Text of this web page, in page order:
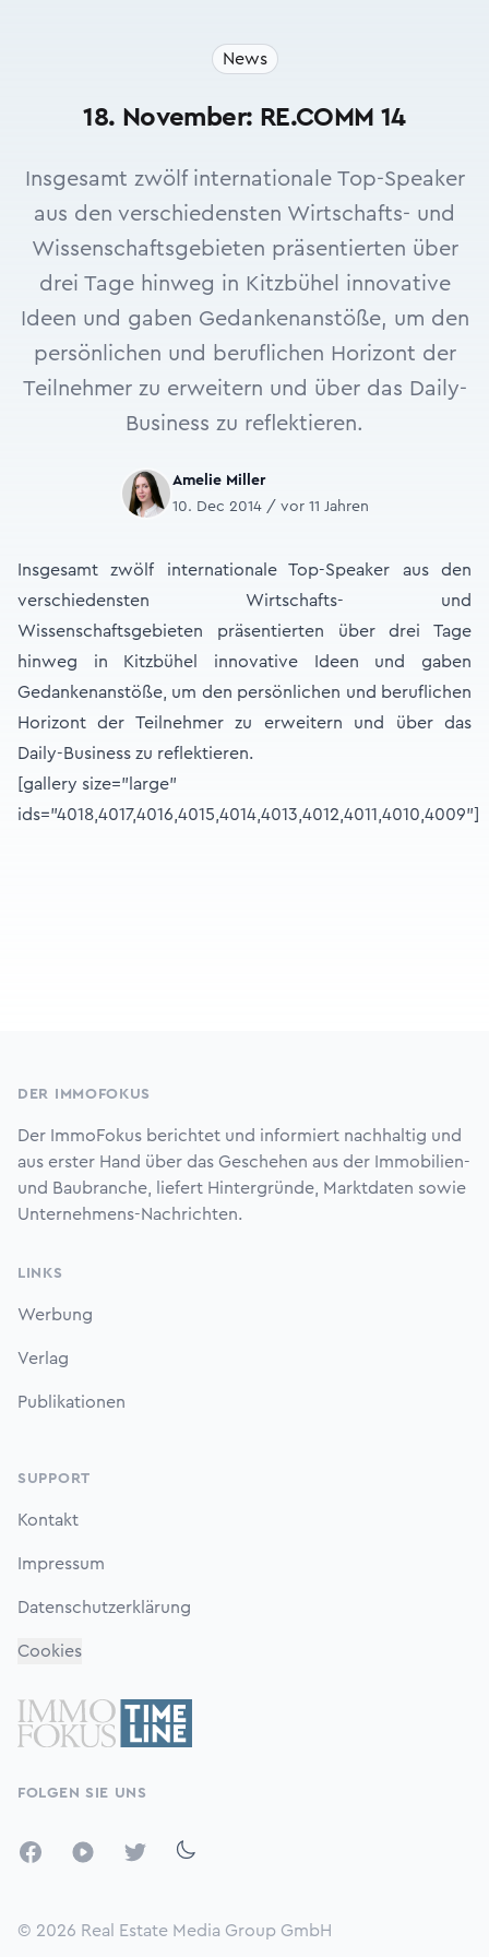
News
18. November: RE.COMM 14
Insgesamt zwölf internationale Top-Speaker
aus den verschiedensten Wirtschafts- und
Wissenschaftsgebieten präsentierten über
drei Tage hinweg in Kitzbühel innovative
Ideen und gaben Gedankenanstöße, um den
persönlichen und beruflichen Horizont der
Teilnehmer zu erweitern und über das Daily-
Business zu reflektieren.
Amelie Miller
10. Dec 2014 / vor 11 Jahren
Insgesamt zwölf internationale Top-Speaker aus den
verschiedensten Wirtschafts- und
Wissenschaftsgebieten präsentierten über drei Tage
hinweg in Kitzbühel innovative Ideen und gaben
Gedankenanstöße, um den persönlichen und beruflichen
Horizont der Teilnehmer zu erweitern und über das
Daily-Business zu reflektieren.
[gallery size="large"
ids="4018,4017,4016,4015,4014,4013,4012,4011,4010,4009"]
DER IMMOFOKUS
Der ImmoFokus berichtet und informiert nachhaltig und
aus erster Hand über das Geschehen aus der Immobilien-
und Baubranche, liefert Hintergründe, Marktdaten sowie
Unternehmens-Nachrichten.
LINKS
Werbung
Verlag
Publikationen
SUPPORT
Kontakt
Impressum
Datenschutzerklärung
Cookies
FOLGEN SIE UNS
FacebookYouTubeTwitter
© 2026 Real Estate Media Group GmbH